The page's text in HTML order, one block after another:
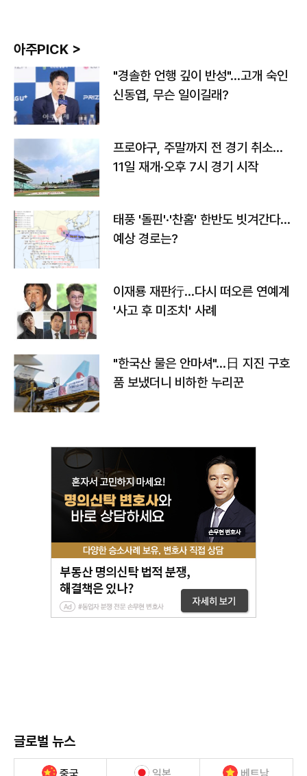
아주PICK >
"경솔한 언행 깊이 반성"…고개 숙인
신동엽, 무슨 일이길래?
프로야구, 주말까지 전 경기 취소…
11일 재개·오후 7시 경기 시작
태풍 '돌핀'·'찬홈' 한반도 빗겨간다…
예상 경로는?
이재룡 재판行…다시 떠오른 연예계
'사고 후 미조치' 사례
"한국산 물은 안마셔"…日 지진 구호
품 보냈더니 비하한 누리꾼
글로벌 뉴스